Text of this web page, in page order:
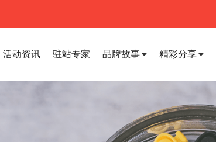
活动资讯 驻站专家 品牌故事 精彩分享